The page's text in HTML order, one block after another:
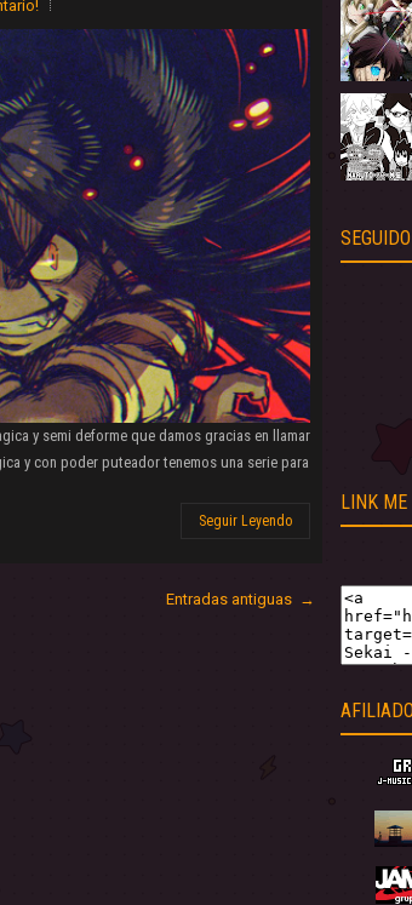
y semi deforme que damos gracias en llamar
y con poder puteador tenemos una serie para
Seguir Leyendo
Entradas antiguas →
LINK ME